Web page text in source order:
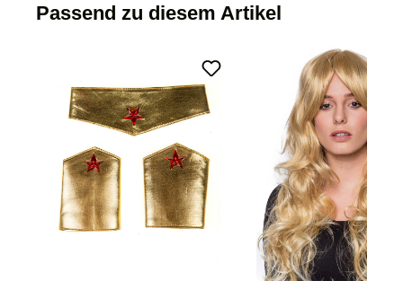
Passend zu diesem Artikel